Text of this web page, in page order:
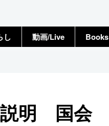
し 動画/Live Books
説明 国会